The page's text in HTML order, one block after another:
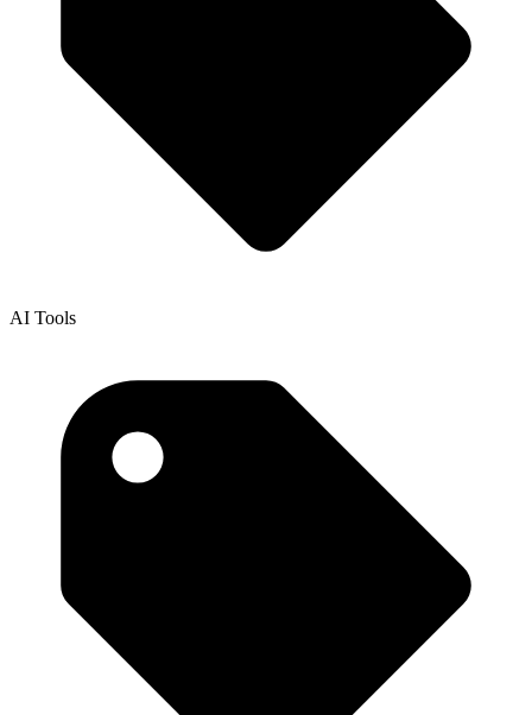
AI Tools